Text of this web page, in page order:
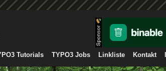
Tutorials TYPO3 Jobs Linkliste Kontakt